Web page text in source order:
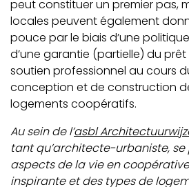
peut constituer un premier pas,
locales peuvent également
pouce par le biais d’une
d’une garantie (partielle) du
soutien professionnel au cours
conception et de construction
logements coopératifs.
Au sein de l’asbl
tant qu’architecte-urbaniste, se
aspects de la vie en
inspirante et des types de